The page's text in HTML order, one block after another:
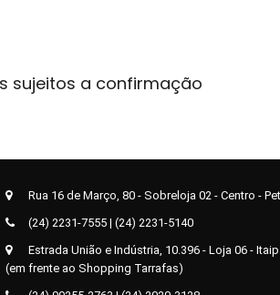
sujeitos a confirmação
Rua 16 de Março, 80 - Sobreloja 02 - Centro -
(24) 2231-7555 | (24) 2231-5140
Estrada União e Indústria, 10.396 - Loja 06 -
(em frente ao Shopping Tarrafas)